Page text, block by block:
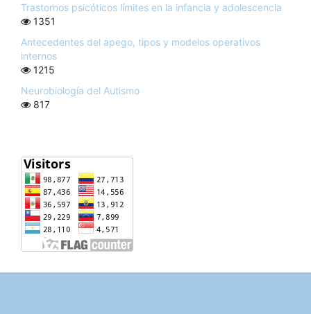
Trastornos psicóticos límites en la infancia y adolescencia
1351
Antecedentes del apego, tipos y modelos operativos
internos
1215
Neurobiología del Autismo
817